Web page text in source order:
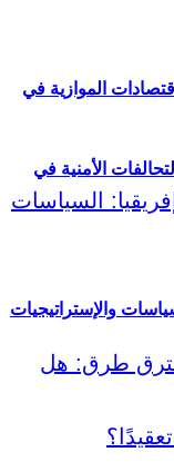
الأمنية في
الموازية في
والإستراتيجيات